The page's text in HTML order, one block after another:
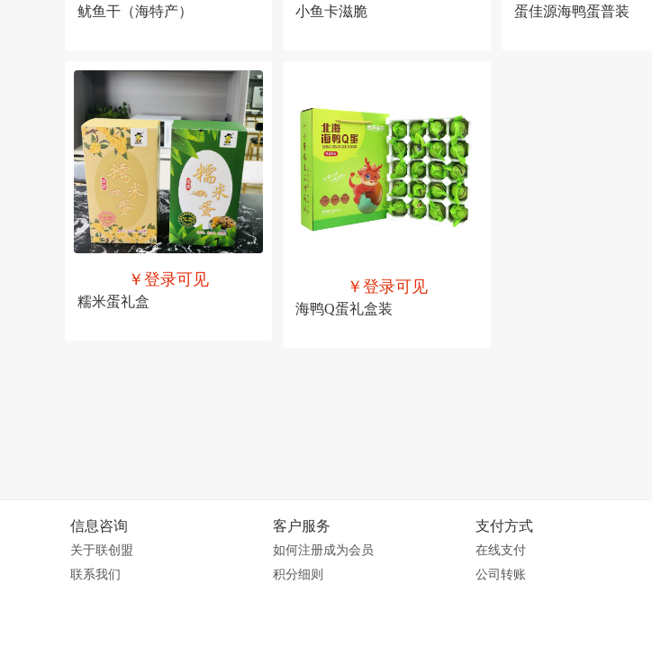
鱿鱼干（海特产）
售价 ￥登录可见
小鱼卡滋脆 蛋佳源海鸭蛋普装
￥登录可见
糯米蛋礼盒
￥登录可见
海鸭Q蛋礼盒装
信息咨询
关于联创盟
联系我们
客户服务
如何注册成为会员
积分细则
支付方式
在线支付
公司转账